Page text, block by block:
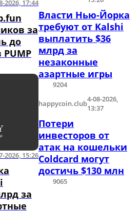
2026, 17:44
за
до
2026, 15:26
за
Власти Нью-Йорка
требуют от Kalshi
выплатить $36
млрд за
незаконные
азартные игры
9204
happycoin.club4-08-2026,
13:37
Потери
инвесторов от
атак на кошельки
Coldcard могут
достичь $130 млн
9065